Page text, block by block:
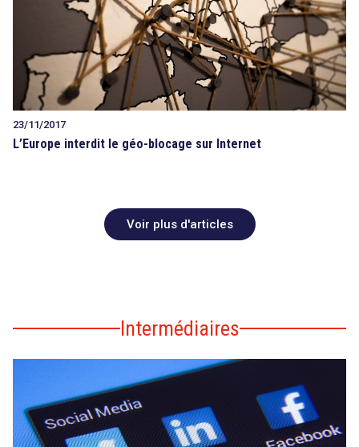
23/11/2017
L’Europe interdit le géo-blocage sur Internet
Voir plus d'articles
Intermédiaires